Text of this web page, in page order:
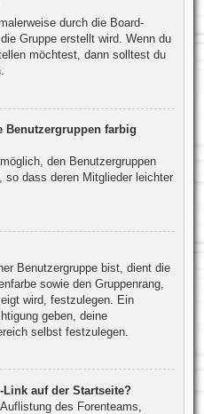
durch die Board-
Gruppe erstellt wird. Wenn du
möchtest, dann solltest du
Benutzergruppen farbig
den Benutzergruppen
so dass deren Mitglieder leichter
Benutzergruppe bist, dient die
sowie den Gruppenrang,
wird, festzulegen. Ein
geben, deine
selbst festzulegen.
Link auf der Startseite?
des Forenteams,